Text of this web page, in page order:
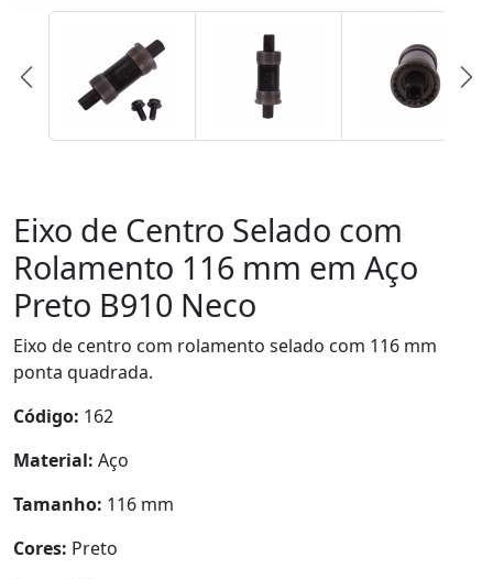
Eixo de Centro Selado com
Rolamento 116 mm em Aço
Preto B910 Neco
Eixo de centro com rolamento selado com 116 mm
ponta quadrada.
Código: 162
Material: Aço
Tamanho: 116 mm
Cores: Preto